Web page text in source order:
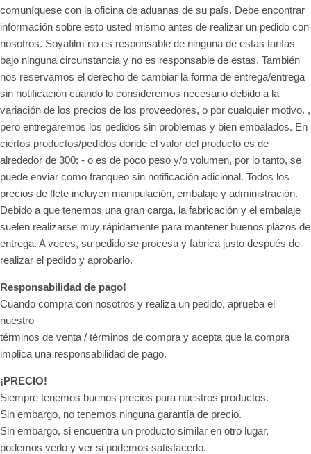
comuníquese con la oficina de aduanas de su país. Debe encontrar
información sobre esto usted mismo antes de realizar un pedido con
nosotros. Soyafilm no es responsable de ninguna de estas tarifas
bajo ninguna circunstancia y no es responsable de estas. También
nos reservamos el derecho de cambiar la forma de entrega/entrega
sin notificación cuando lo consideremos necesario debido a la
variación de los precios de los proveedores, o por cualquier motivo. ,
pero entregaremos los pedidos sin problemas y bien embalados. En
ciertos productos/pedidos donde el valor del producto es de
alrededor de 300: - o es de poco peso y/o volumen, por lo tanto, se
puede enviar como franqueo sin notificación adicional. Todos los
precios de flete incluyen manipulación, embalaje y administración.
Debido a que tenemos una gran carga, la fabricación y el embalaje
suelen realizarse muy rápidamente para mantener buenos plazos de
entrega. A veces, su pedido se procesa y fabrica justo después de
realizar el pedido y aprobarlo.
Responsabilidad de pago!
Cuando compra con nosotros y realiza un pedido, aprueba el
nuestro
términos de venta / términos de compra y acepta que la compra
implica una responsabilidad de pago.
¡PRECIO!
Siempre tenemos buenos precios para nuestros productos.
Sin embargo, no tenemos ninguna garantía de precio.
Sin embargo, si encuentra un producto similar en otro lugar,
podemos verlo y ver si podemos satisfacerlo.